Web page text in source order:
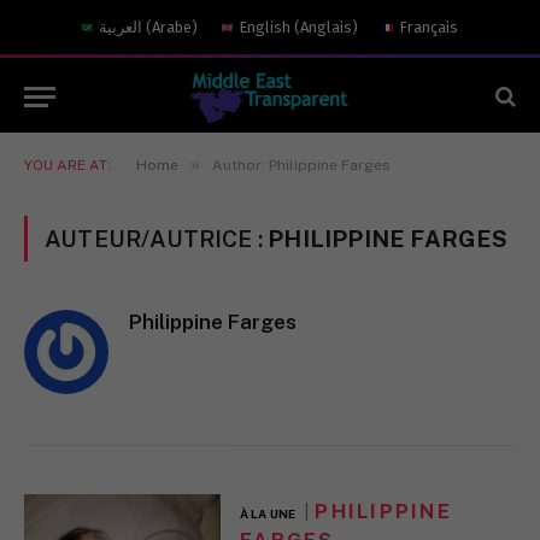
العربية (Arabe) English (Anglais) Français
YOU ARE AT: Home » Author: Philippine Farges
AUTEUR/AUTRICE : PHILIPPINE FARGES
Philippine Farges
À LA UNE
PHILIPPINE